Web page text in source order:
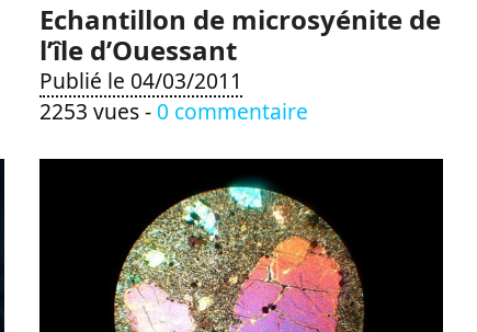
Echantillon de microsyénite de
l’île d’Ouessant
Publié le 04/03/2011
2253 vues - 0 commentaire